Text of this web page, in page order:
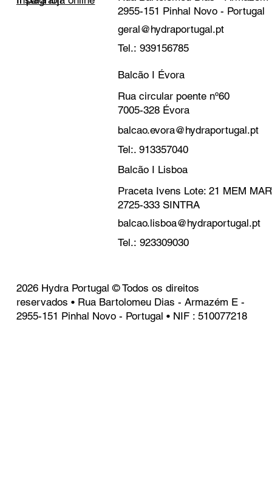
2955-151 Pinhal Novo - Portugal
geral@hydraportugal.pt
Tel.: 939156785
Balcão I Évora
Rua circular poente nº60
7005-328 Évora
balcao.evora@hydraportugal.pt
Tel:. 913357040
Balcão I Lisboa
Praceta Ivens Lote: 21 MEM
2725-333 SINTRA
balcao.lisboa@hydraportugal.pt
Tel.: 923309030
2026 Hydra Portugal © Todos os direitos
reservados • Rua Bartolomeu Dias - Armazém E -
2955-151 Pinhal Novo - Portugal • NIF : 510077218